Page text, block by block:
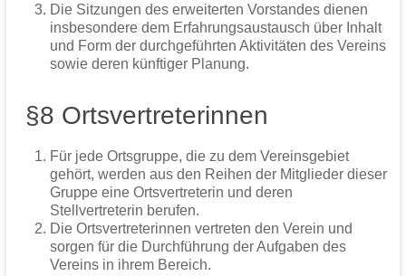
Die Sitzungen des erweiterten Vorstandes dienen
insbesondere dem Erfahrungsaustausch über Inhalt
und Form der durchgeführten Aktivitäten des Vereins
sowie deren künftiger Planung.
§8 Ortsvertreterinnen
Für jede Ortsgruppe, die zu dem Vereinsgebiet
gehört, werden aus den Reihen der Mitglieder dieser
Gruppe eine Ortsvertreterin und deren
Stellvertreterin berufen.
Die Ortsvertreterinnen vertreten den Verein und
sorgen für die Durchführung der Aufgaben des
Vereins in ihrem Bereich.